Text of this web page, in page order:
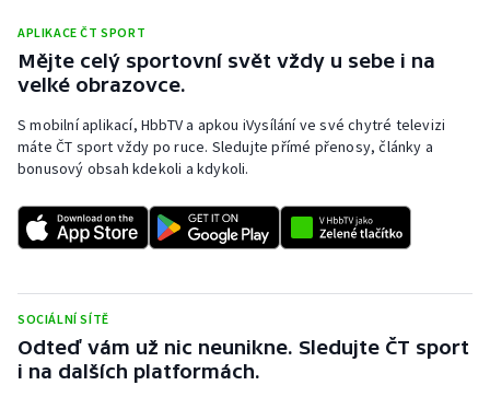
Ragby
Rychlostní kanoistika
Short track
Stolní tenis
Triatlon
APLIKACE ČT SPORT
Mějte celý sportovní svět vždy u sebe i na
velké obrazovce.
S mobilní aplikací, HbbTV a apkou iVysílání ve své chytré televizi
máte ČT sport vždy po ruce. Sledujte přímé přenosy, články a
bonusový obsah kdekoli a kdykoli.
SOCIÁLNÍ SÍTĚ
Odteď vám už nic neunikne. Sledujte ČT sport
i na dalších platformách.